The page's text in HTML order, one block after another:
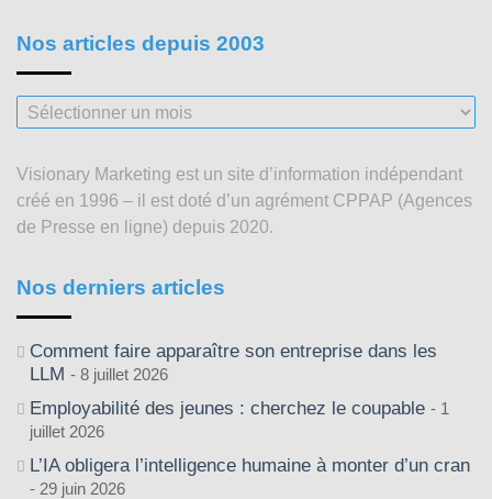
Nos articles depuis 2003
Nos
articles
2003
Visionary Marketing est un site d’information indépendant
créé en 1996 – il est doté d’un agrément CPPAP (Agences
de Presse en ligne) depuis 2020.
Nos derniers articles
Comment faire apparaître son entreprise dans les
LLM
8 juillet 2026
Employabilité des jeunes : cherchez le coupable
1
juillet 2026
L’IA obligera l’intelligence humaine à monter d’un cran
29 juin 2026